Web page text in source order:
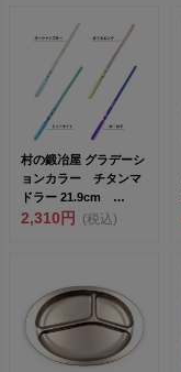
村の鍛冶屋 グラデーシ
ョンカラー チタンマ
ドラー 21.9cm
<br>...
2,310円 (税込)